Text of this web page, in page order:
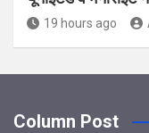
19 hours ago
Column Post